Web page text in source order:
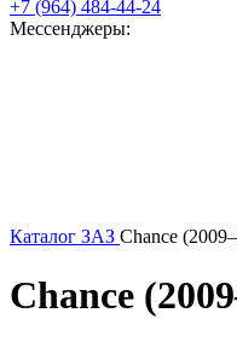
+7 (964) 484-44-24
Мессенджеры:
Каталог ЗАЗ Chance
Chance